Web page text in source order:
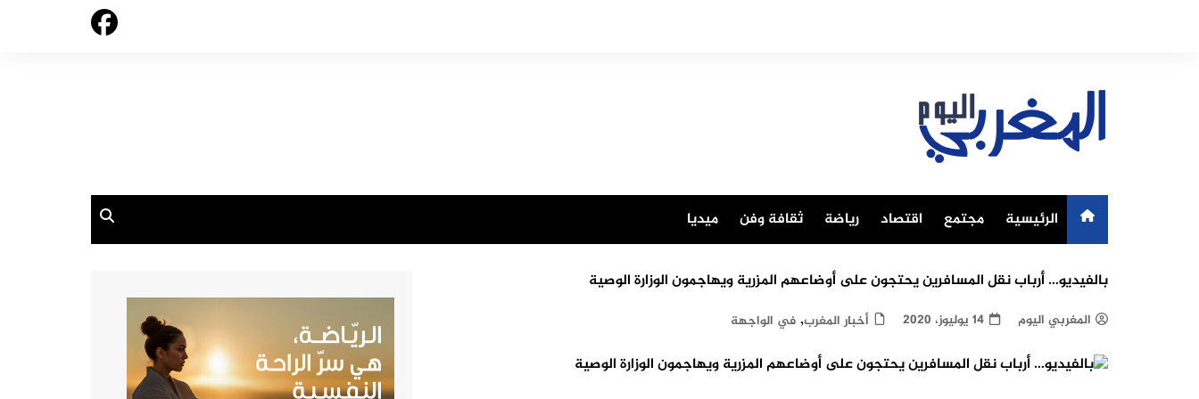
الرئيسية مجتمع اقتصاد رياضة ثقافة وفن ميديا
بالفيديو… أرباب نقل المسافرين يحتجون على أوضاعهم المزرية ويهاجمون الوزارة الوصية
المغربي اليوم 14 يوليوز، 2020 أخبار المغرب, في الواجهة